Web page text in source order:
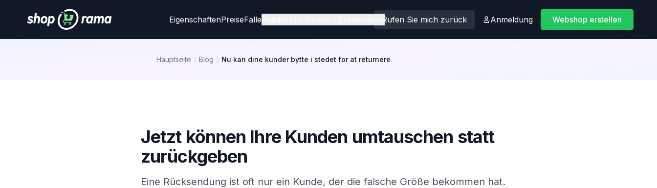
EigenschaftenPreiseFälle Rufen Sie mich zurück Anmeldung Webshop erstellen
Hauptseite Blog Nu kan dine kunder bytte i stedet for at returnere
Jetzt können Ihre Kunden umtauschen statt
zurückgeben
Eine Rücksendung ist oft nur ein Kunde, der die falsche Größe bekommen hat.